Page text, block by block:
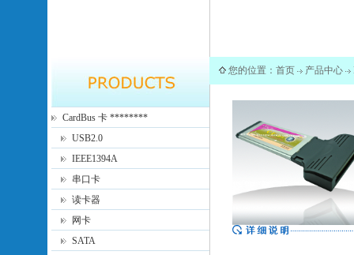
CardBus 卡 ********
USB2.0
IEEE1394A
串口卡
读卡器
网卡
SATA
您的位置： 首页 产品中心